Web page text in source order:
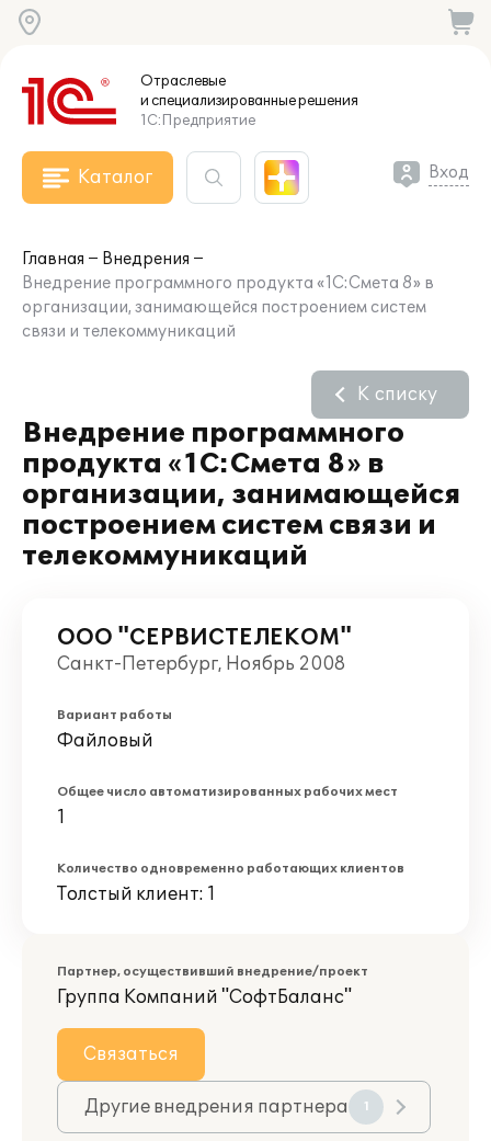
Отраслевые
и специализированныерешения
1С:Предприятие
Каталог Вход
Главная
Внедрения
Внедрение программного продукта «1С:Смета 8» в
организации, занимающейся построением систем
связи и телекоммуникаций
Внедрение программного
продукта «1С:Смета 8» в
организации, занимающейся
построением систем связи и
телекоммуникаций
К списку
ООО "СЕРВИСТЕЛЕКОМ"
Санкт-Петербург, Ноябрь 2008
Вариант работы
Файловый
Общее число автоматизированных рабочих мест
1
Количество одновременно работающих клиентов
Толстый клиент: 1
Партнер, осуществивший внедрение/проект
Группа Компаний "СофтБаланс"
Связаться
Другие внедрения партнера 1